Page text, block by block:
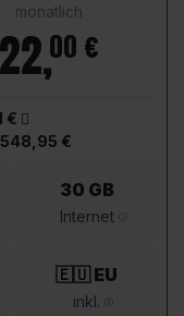
monatlich
22,00 €
€
548,95 €
30 GB
Internet
🇪🇺 EU
inkl.